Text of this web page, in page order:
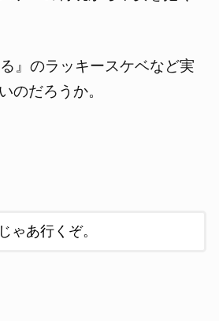
』のラッキースケベなど実
のだろうか。
ゃあ行くぞ。